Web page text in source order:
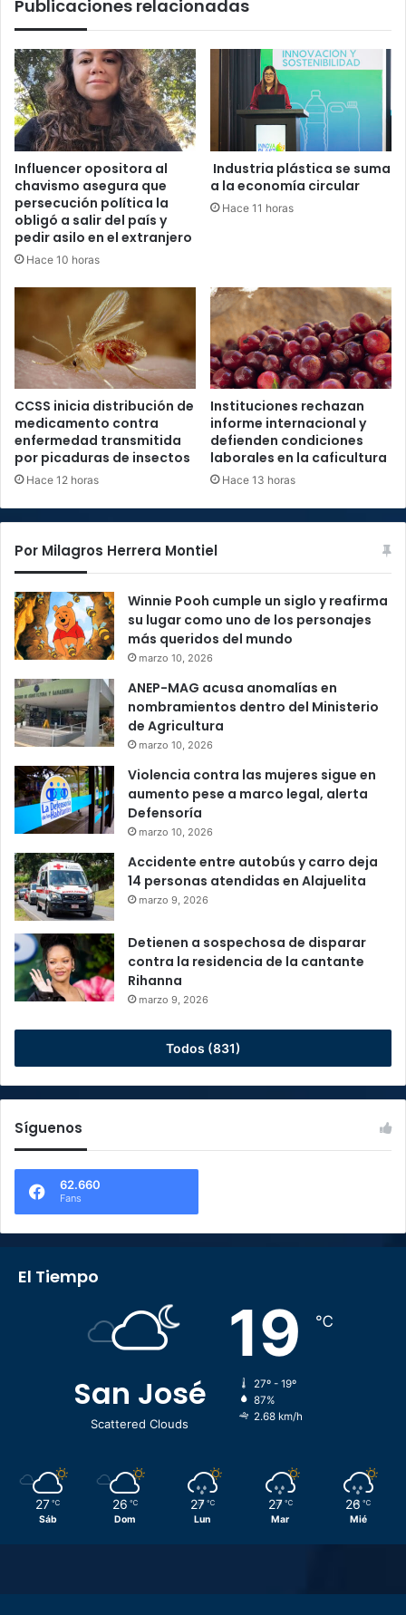
Publicaciones relacionadas
Influencer opositora al
chavismo asegura que
persecución política la
obligó a salir del país y
pedir asilo en el extranjero
Hace 10 horas
Industria plástica se suma
a la economía circular
Hace 11 horas
CCSS inicia distribución de
medicamento contra
enfermedad transmitida
por picaduras de insectos
Hace 12 horas
Instituciones rechazan
informe internacional y
defienden condiciones
laborales en la caficultura
Hace 13 horas
Por Milagros Herrera Montiel
Winnie Pooh cumple un siglo y reafirma
su lugar como uno de los personajes
más queridos del mundo
marzo 10, 2026
ANEP-MAG acusa anomalías en
nombramientos dentro del Ministerio
de Agricultura
marzo 10, 2026
Violencia contra las mujeres sigue en
aumento pese a marco legal, alerta
Defensoría
marzo 10, 2026
Accidente entre autobús y carro deja
14 personas atendidas en Alajuelita
marzo 9, 2026
Detienen a sospechosa de disparar
contra la residencia de la cantante
Rihanna
marzo 9, 2026
Todos (831)
Síguenos
62.660
Fans
El Tiempo
San José
Scattered Clouds
19 ℃
27º - 19º
87%
2.68 km/h
27 ℃
Sáb
26 ℃
Dom
27 ℃
Lun
27 ℃
Mar
26 ℃
Mié